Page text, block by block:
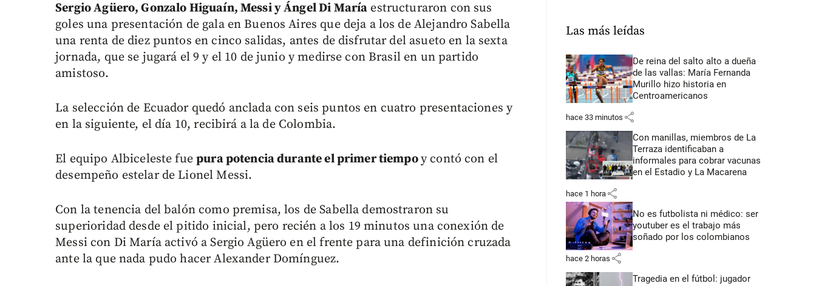
Sergio Agüero, Gonzalo Higuaín, Messi y Ángel Di María estructuraron con sus
goles una presentación de gala en Buenos Aires que deja a los de Alejandro Sabella
una renta de diez puntos en cinco salidas, antes de disfrutar del asueto en la sexta
jornada, que se jugará el 9 y el 10 de junio y medirse con Brasil en un partido
amistoso.
La selección de Ecuador quedó anclada con seis puntos en cuatro presentaciones y
en la siguiente, el día 10, recibirá a la de Colombia.
El equipo Albiceleste fuepura potencia durante el primer tiempoy contó con el
desempeño estelar de Lionel Messi.
Con la tenencia del balón como premisa, los de Sabella demostraron su
superioridad desde el pitido inicial, pero recién a los 19 minutos una conexión de
Messi con Di María activó a Sergio Agüero en el frente para una definición cruzada
ante la que nada pudo hacer Alexander Domínguez.
Las más leídas
De reina del salto alto a dueña
de las vallas: María Fernanda
Murillo hizo historia en
Centroamericanos
hace 33 minutos share
Con manillas, miembros de La
Terraza identificaban a
informales para cobrar vacunas
en el Estadio y La Macarena
hace 1 hora share
No es futbolista ni médico: ser
youtuber es el trabajo más
soñado por los colombianos
hace 2 horas share
Tragedia en el fútbol: jugador